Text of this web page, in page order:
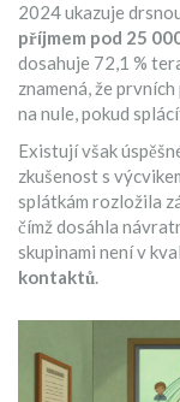
2024 ukazuje
příjmem pod 25
dosahuje 72,1 %
znamená, že
na nule, pokud
Existují však
zkušenost s
splátkám rozložila
čímž dosáhla
skupinami není v
kontaktů.